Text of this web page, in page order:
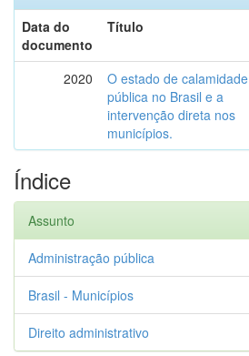
Data do
documento
Título
2020
O estado de calamidade
pública no Brasil e a
intervenção direta nos
municípios.
Índice
Assunto
Administração pública
Brasil - Municípios
Direito administrativo